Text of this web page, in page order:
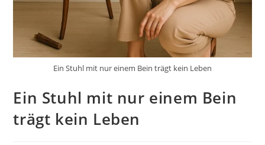
Ein Stuhl mit nur einem Bein trägt kein Leben
Ein Stuhl mit nur einem Bein
trägt kein Leben